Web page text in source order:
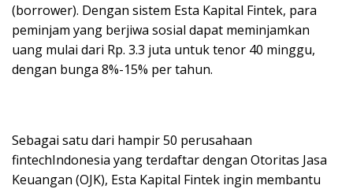
(borrower). Dengan sistem Esta Kapital Fintek, para
peminjam yang berjiwa sosial dapat meminjamkan
uang mulai dari Rp. 3.3 juta untuk tenor 40 minggu,
dengan bunga 8%-15% per tahun.
Sebagai satu dari hampir 50 perusahaan
fintechIndonesia yang terdaftar dengan Otoritas Jasa
Keuangan (OJK), Esta Kapital Fintek ingin membantu